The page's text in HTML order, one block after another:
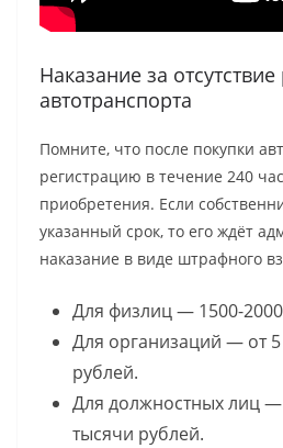
Наказание за
автотранспорта
Помните, что после покупки
регистрацию в течение 240
приобретения. Если
указанный срок, то его ждёт
наказание в виде штрафного
Для физлиц — 1500-
Для организаций — от
рублей.
Для должностных лиц —
тысячи рублей.